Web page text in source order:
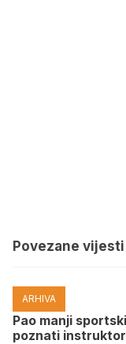
Povezane vijesti
ARHIVA
Pao manji
poznati